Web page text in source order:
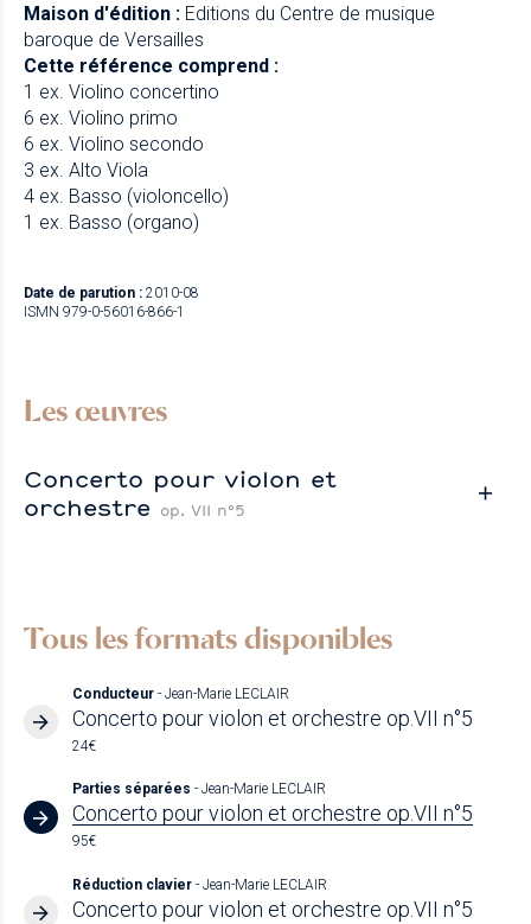
Maison d'édition : Editions du Centre de musique
baroque de Versailles
Cette référence comprend :
1 ex. Violino concertino
6 ex. Violino primo
6 ex. Violino secondo
3 ex. Alto Viola
4 ex. Basso (violoncello)
1 ex. Basso (organo)
Date de parution : 2010-08
ISMN 979-0-56016-866-1
Les œuvres
Concerto pour violon et
orchestre op. VII n°5
Tous les formats disponibles
Conducteur - Jean-Marie LECLAIR
Concerto pour violon et orchestre op.VII n°5
24€
Parties séparées - Jean-Marie LECLAIR
Concerto pour violon et orchestre op.VII n°5
95€
Réduction clavier - Jean-Marie LECLAIR
Concerto pour violon et orchestre op.VII n°5